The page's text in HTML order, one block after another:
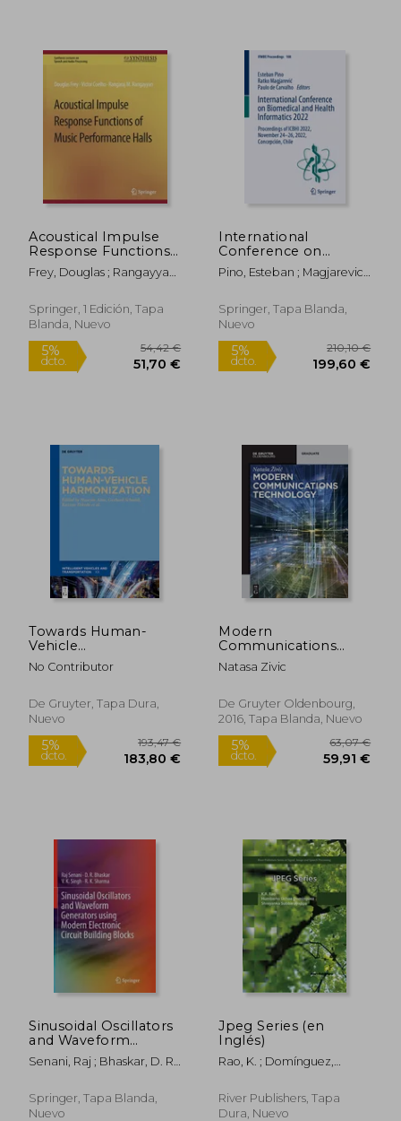
103,90 €
5%
dcto. 64,75 €
5%
dcto.
Acoustical Impulse
Response Functions
of Music
Performance Halls
Frey, Douglas ; Rangayyan,
Springer, 1 Edición, Tapa
Blanda, Nuevo
5%
dcto.
International
Conference on
Biomedical and
Health Informatics
Icbhi 2022,
November 24-26,
Chile (en Inglés)
Pino, Esteban ; Magjarevic,
Springer, Tapa Blanda,
Nuevo
5%
dcto.
Towards Human-
Vehicle
Harmonization (en
Inglés)
No Contributor
De Gruyter, Tapa Dura,
Nuevo
Modern
Communications
Technology (de
Gruyter Studium) (en
Natasa Zivic
De Gruyter Oldenbourg,
2016, Tapa Blanda, Nuevo
Sinusoidal Oscillators
and Waveform
Generators Using
Modern Electronic
Blocks (en Inglés)
Senani, Raj ; Bhaskar, D. R.
Springer, Tapa Blanda,
Nuevo
Jpeg Series (en
Inglés)
Rao, K. ; Domínguez,
Subbarayappa,
Shreyanka
River Publishers, Tapa
Dura, Nuevo